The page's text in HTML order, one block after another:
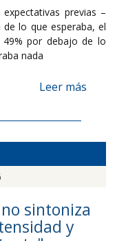
previas –
de lo que esperaba, el
por debajo de lo
nada
Leer más
sintoniza
y